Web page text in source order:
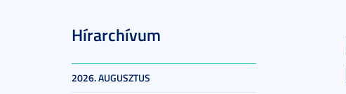
Hírarchívum
2026. AUGUSZTUS